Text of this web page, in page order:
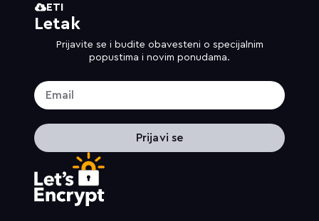
ETI
Letak
Prijavite se i budite obavesteni o specijalnim
popustima i novim ponudama.
Prijavi se